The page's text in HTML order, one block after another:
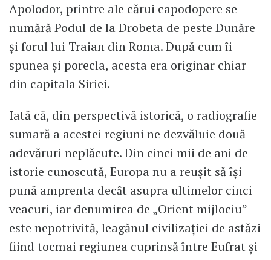
Apolodor, printre ale cărui capodopere se
numără Podul de la Drobeta de peste Dunăre
şi forul lui Traian din Roma. După cum ȋi
spunea şi porecla, acesta era originar chiar
din capitala Siriei.
Iată că, din perspectivă istorică, o radiografie
sumară a acestei regiuni ne dezvăluie două
adevăruri neplăcute. Din cinci mii de ani de
istorie cunoscută, Europa nu a reuşit să ȋşi
pună amprenta decȃt asupra ultimelor cinci
veacuri, iar denumirea de „Orient mijlociu”
este nepotrivită, leagănul civilizaţiei de astăzi
fiind tocmai regiunea cuprinsă ȋntre Eufrat şi